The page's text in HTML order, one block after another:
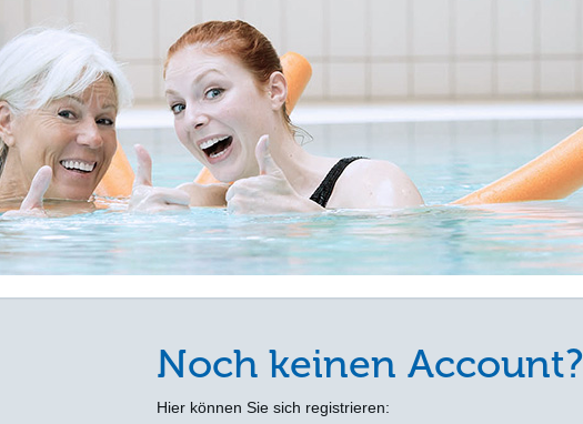
Noch keinen Account?
Hier können Sie sich registrieren: